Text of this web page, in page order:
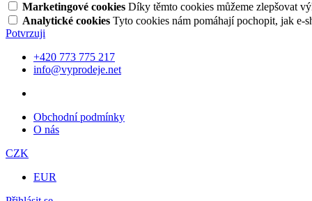
Marketingové cookies Díky těmto cookies můžeme zlepšovat
Analytické cookies Tyto cookies nám pomáhají pochopit, jak e-
Potvrzuji
+420 773 775 217
info@vyprodeje.net
Obchodní podmínky
O nás
CZK
EUR